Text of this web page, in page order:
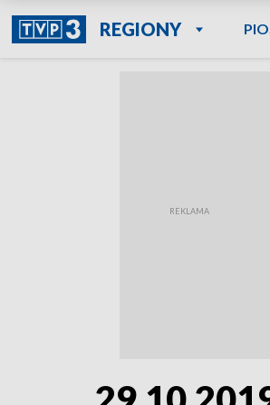
REGIONY